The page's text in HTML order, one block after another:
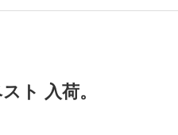
ト 入荷。